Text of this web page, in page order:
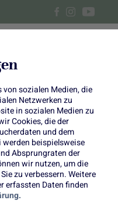
von sozialen Medien, die
Netzwerken zu
in sozialen Medien zu
Cookies, die der
und dem
beispielsweise
Absprungraten der
wir nutzen, um die
zu verbessern. Weitere
erfassten Daten finden
Kuchen mit